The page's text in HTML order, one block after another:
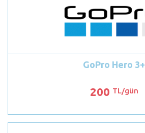
GoPro Hero 3+
200 TL/gün